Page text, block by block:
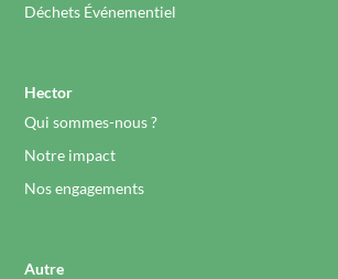
Déchets Événementiel
Hector
Qui sommes-nous ?
Notre impact
Nos engagements
Autre